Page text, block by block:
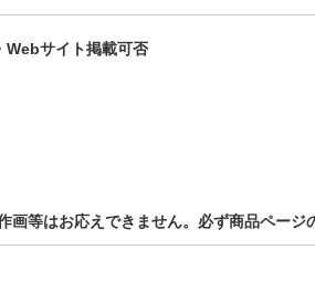
Webサイト掲載可否
画等はお応えできません。必ず商品ペー